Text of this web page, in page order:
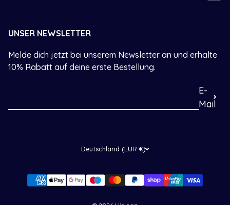
UNSER NEWSLETTER
Melde dich jetzt bei unserem Newsletter an und erhalte
10% Rabatt auf deine erste Bestellung.
E-
Mail
Zahlungsarten
Deutschland (EUR €)